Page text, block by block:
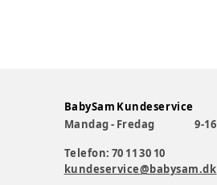
BabySam Kundeservice
Mandag - Fredag
9-16
Telefon: 70 11 30 10
kundeservice@babysam.dk